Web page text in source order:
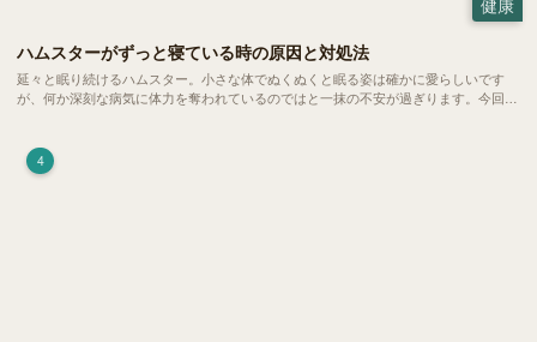
ハムスターがずっと寝ている時の原因と対処法
延々と眠り続けるハムスター。小さな体でぬくぬくと眠る姿は確かに愛らしいです
が、何か深刻な病気に体力を奪われているのではと一抹の不安が過ぎります。今回
4